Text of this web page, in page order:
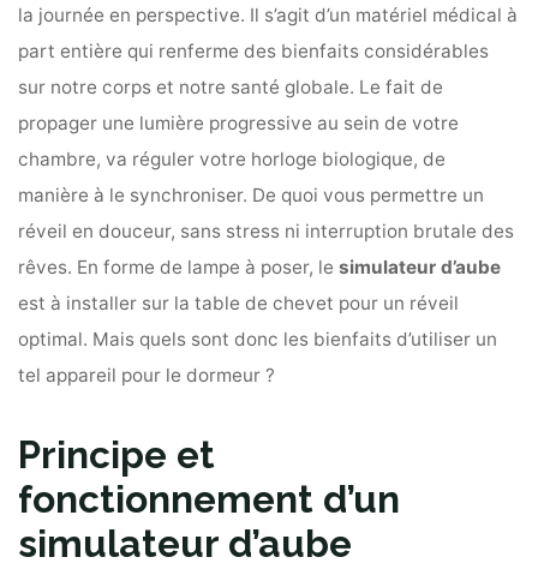
la journée en perspective. Il s’agit d’un matériel médical à
part entière qui renferme des bienfaits considérables
sur notre corps et notre santé globale. Le fait de
propager une lumière progressive au sein de votre
chambre, va réguler votre horloge biologique, de
manière à le synchroniser. De quoi vous permettre un
réveil en douceur, sans stress ni interruption brutale des
rêves. En forme de lampe à poser, lesimulateur d’aube
est à installer sur la table de chevet pour un réveil
optimal. Mais quels sont donc les bienfaits d’utiliser un
tel appareil pour le dormeur ?
Principe et
fonctionnement d’un
simulateur d’aube